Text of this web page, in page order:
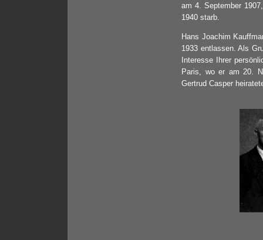
am 4. September
1940 starb.
Hans Joachim
1933 entlassen. Als
Interesse Ihrer
Paris, wo er am 20.
Gertrud Casper